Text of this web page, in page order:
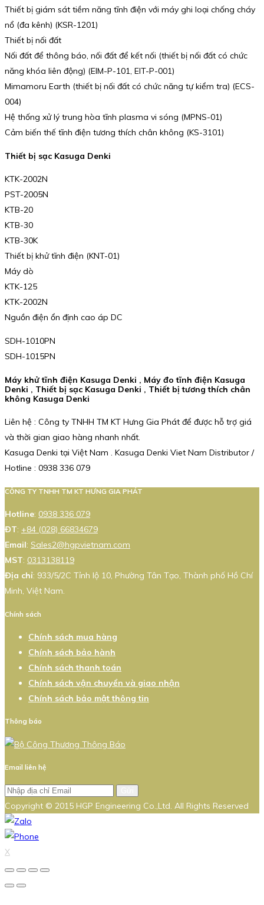
Thiết bị giám sát tiềm năng tĩnh điện với máy ghi loại chống cháy
nổ (đa kênh) (KSR-1201)
Thiết bị nối đất
Nối đất để thông báo, nối đất để kết nối (thiết bị nối đất có chức
năng khóa liên động) (EIM-P-101, EIT-P-001)
Mimamoru Earth (thiết bị nối đất có chức năng tự kiểm tra) (ECS-
004)
Hệ thống xử lý trung hòa tĩnh plasma vi sóng (MPNS-01)
Cảm biến thế tĩnh điện tương thích chân không (KS-3101)
Thiết bị sạc Kasuga Denki
KTK-2002N
PST-2005N
KTB-20
KTB-30
KTB-30K
Thiết bị khử tĩnh điện (KNT-01)
Máy dò
KTK-125
KTK-2002N
Nguồn điện ổn định cao áp DC
SDH-1010PN
SDH-1015PN
Máy khử tĩnh điện Kasuga Denki , Máy đo tĩnh điện Kasuga
Denki , Thiết bị sạc Kasuga Denki , Thiết bị tương thích chân
không Kasuga Denki
Liên hệ : Công ty TNHH TM KT Hưng Gia Phát để được hỗ trợ giá
và thời gian giao hàng nhanh nhất.
Kasuga Denki tại Việt Nam . Kasuga Denki Viet Nam Distributor /
Hotline : 0938 336 079
CÔNG TY TNHH TM KT HƯNG GIA PHÁT
Hotline: 0938 336 079
ĐT: +84 (028) 66834679
Email: Sales2@hgpvietnam.com
MST: 0313138119
Địa chỉ: 933/5/2C Tỉnh lộ 10, Phường Tân Tạo, Thành phố Hồ Chí
Minh, Việt Nam.
Chính sách
Chính sách mua hàng
Chính sách bảo hành
Chính sách thanh toán
Chính sách vận chuyển và giao nhận
Chính sách bảo mật thông tin
Thông báo
Email liên hệ
Copyright © 2015 HGP Engineering Co.,Ltd. All Rights Reserved
X